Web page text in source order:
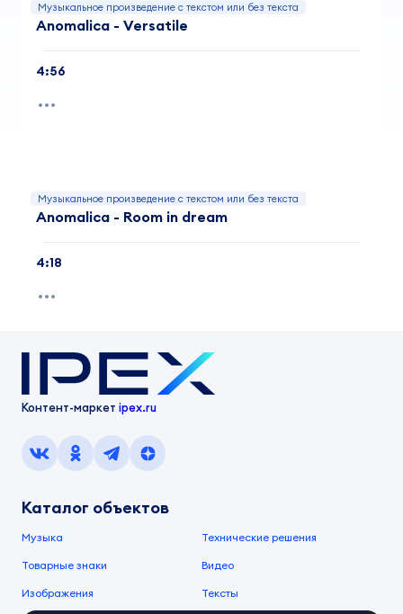
Музыкальное произведение с текстом или без текста
Anomalica - Versatile
4:56
Музыкальное произведение с текстом или без текста
Anomalica - Room in dream
4:18
Контент-маркет ipex.ru
Каталог объектов
Музыка Технические решения
Товарные знаки Видео
Изображения Тексты